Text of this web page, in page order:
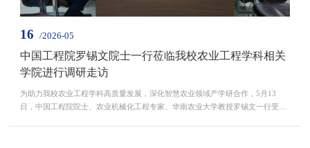
16 /2026-05
中国工程院罗锡文院士一行莅临我校农业工程学科相关
学院进行调研走访
为助力我校农业工程学科高质量发展，深化智慧农业领域产学研合作，5月13
日，中国工程院院士、农业机械化工程专家、华南农业大学教授罗锡文一行受邀